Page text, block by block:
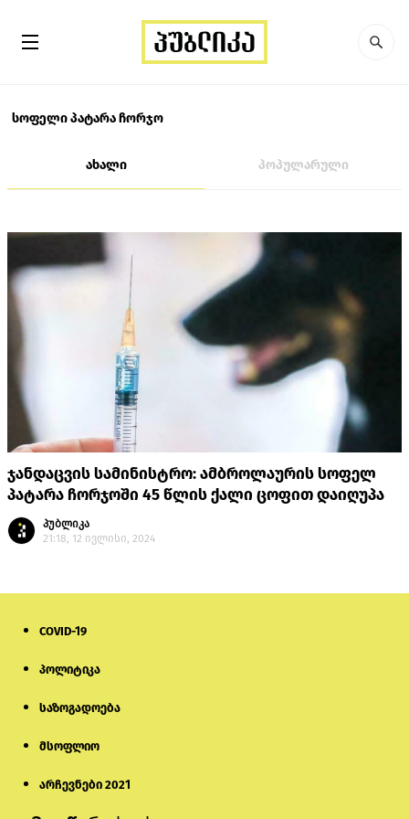
სოფელი პატარა ჩორჯო
ახალი პოპულარული
ჯანდაცვის სამინისტრო: ამბროლაურის სოფელ
პატარა ჩორჯოში 45 წლის ქალი ცოფით დაიღუპა
პუბლიკა
21:18, 12 ივლისი, 2024
COVID-19
პოლიტიკა
საზოგადოება
მსოფლიო
არჩევნები 2021